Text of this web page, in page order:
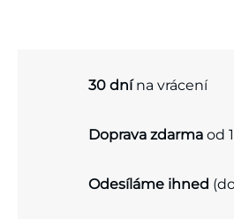
c
p
v
á
í
30 dnína vrácení
Doprava zdarma od
Odesíláme ihned